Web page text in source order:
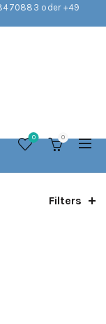
oder +49
0 0
Filters